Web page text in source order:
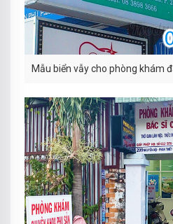
Mẫu biển vẫy cho phòng khám